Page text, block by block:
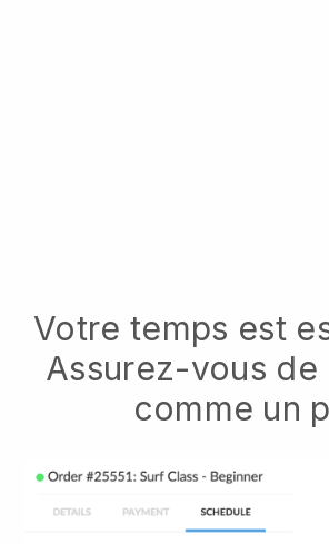
Votre temps est
Assurez-vous de
comme un